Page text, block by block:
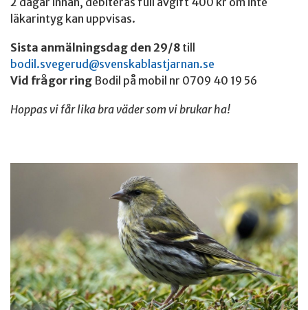
läkarintyg kan uppvisas.
Sista anmälningsdag den 29/8 till
bodil.svegerud@svenskablastjarnan.se
Vid frågor ring Bodil på mobil nr 0709 40 19 56
Hoppas vi får lika bra väder som vi brukar ha!